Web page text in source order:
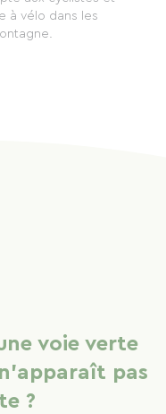
à vélo dans les
voie verte
pas
?